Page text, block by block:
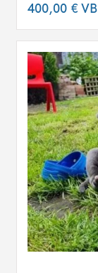
400,00 €VB